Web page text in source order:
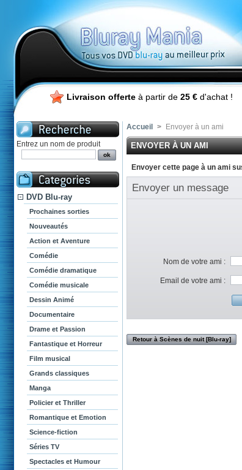
Livraison offerte à partir de 25 € d'achat !
Entrez un nom de produit
DVD Blu-ray
Prochaines sorties
Nouveautés
Action et Aventure
Comédie
Comédie dramatique
Comédie musicale
Dessin Animé
Documentaire
Drame et Passion
Fantastique et Horreur
Film musical
Grands classiques
Manga
Policier et Thriller
Romantique et Emotion
Science-fiction
Séries TV
Spectacles et Humour
Accueil > Envoyer à un ami
ENVOYER À UN AMI
Envoyer cette page à un ami
Envoyer un message
Nom de votre ami :
Email de votre ami :
Retour à Scènes de nuit [Blu-ray]